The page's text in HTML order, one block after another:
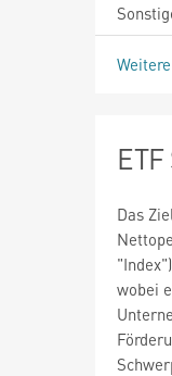
Das
wobei